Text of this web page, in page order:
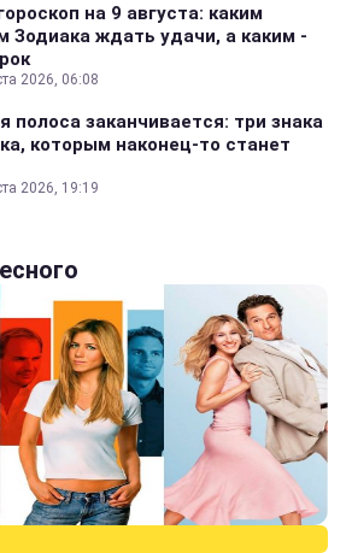
на 9 августа: каким
Зодиака ждать удачи, а каким -
2026, 06:08
полоса заканчивается: три знака
которым наконец-то станет
2026, 19:19